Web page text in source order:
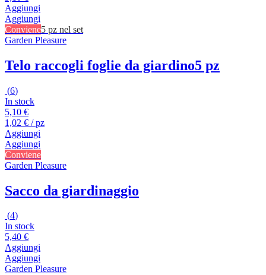
Aggiungi
Aggiungi
Conviene5 pz nel set
Garden Pleasure
Telo raccogli foglie da giardino5 pz
(6)
In stock
5,10 €
1,02 € / pz
Aggiungi
Aggiungi
Conviene
Garden Pleasure
Sacco da giardinaggio
(4)
In stock
5,40 €
Aggiungi
Aggiungi
Garden Pleasure